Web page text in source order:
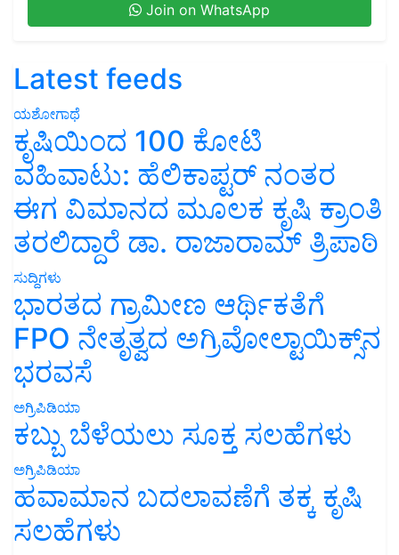
Join on WhatsApp
Latest feeds
ಯಶೋಗಾಥೆ
ಕೃಷಿಯಿಂದ 100 ಕೋಟಿ
ವಹಿವಾಟು: ಹೆಲಿಕಾಪ್ಟರ್ ನಂತರ
ಈಗ ವಿಮಾನದ ಮೂಲಕ ಕೃಷಿ ಕ್ರಾಂತಿ
ತರಲಿದ್ದಾರೆ ಡಾ. ರಾಜಾರಾಮ್ ತ್ರಿಪಾಠಿ
ಸುದ್ದಿಗಳು
ಭಾರತದ ಗ್ರಾಮೀಣ ಆರ್ಥಿಕತೆಗೆ
FPO ನೇತೃತ್ವದ ಅಗ್ರಿವೋಲ್ಟಾಯಿಕ್ಸ್‌ನ
ಭರವಸೆ
ಅಗ್ರಿಪಿಡಿಯಾ
ಕಬ್ಬು ಬೆಳೆಯಲು ಸೂಕ್ತ ಸಲಹೆಗಳು
ಅಗ್ರಿಪಿಡಿಯಾ
ಹವಾಮಾನ ಬದಲಾವಣೆಗೆ ತಕ್ಕ ಕೃಷಿ
ಸಲಹೆಗಳು